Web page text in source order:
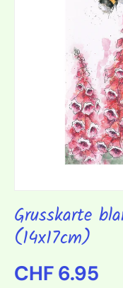
Grusskarte
(14x17cm)
Normaler
CHF 6.95